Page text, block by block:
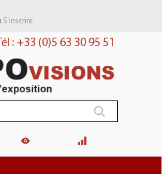
S'inscrire
: +33 (0)5 63 30 95 51